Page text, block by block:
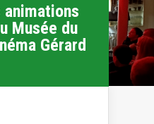
Musée du
Gérard